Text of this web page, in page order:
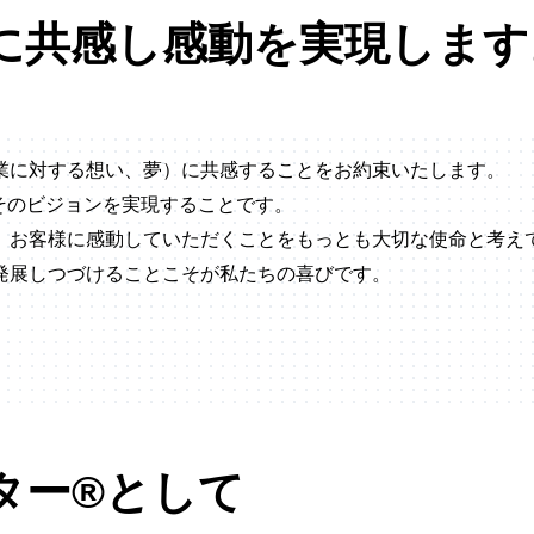
感し感動を実現します
対する想い、夢）に共感することをお約束いたします。
ビジョンを実現することです。
客様に感動していただくことをもっとも大切な使命と考え
しつづけることこそが私たちの喜びです。
ー®として